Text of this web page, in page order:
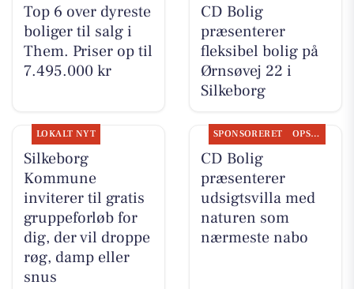
Top 6 over dyreste
boliger til salg i
Them. Priser op til
7.495.000 kr
CD Bolig
præsenterer
fleksibel bolig på
Ørnsøvej 22 i
Silkeborg
LOKALT NYT
Silkeborg
Kommune
inviterer til gratis
gruppeforløb for
dig, der vil droppe
røg, damp eller
snus
SPONSORERET OPSLAGSTAVLEN
CD Bolig
præsenterer
udsigtsvilla med
naturen som
nærmeste nabo